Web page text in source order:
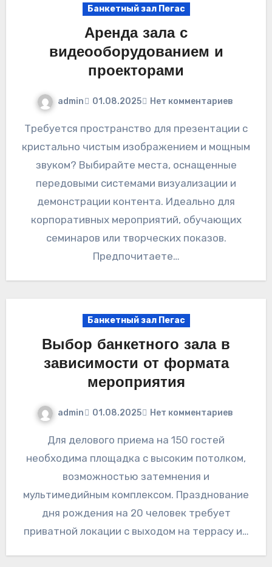
Банкетный зал Пегас
Аренда зала с
видеооборудованием и
проекторами
admin 01.08.2025 Нет комментариев
Требуется пространство для презентации с
кристально чистым изображением и мощным
звуком? Выбирайте места, оснащенные
передовыми системами визуализации и
демонстрации контента. Идеально для
корпоративных мероприятий, обучающих
семинаров или творческих показов.
Предпочитаете…
Банкетный зал Пегас
Выбор банкетного зала в
зависимости от формата
мероприятия
admin 01.08.2025 Нет комментариев
Для делового приема на 150 гостей
необходима площадка с высоким потолком,
возможностью затемнения и
мультимедийным комплексом. Празднование
дня рождения на 20 человек требует
приватной локации с выходом на террасу и…